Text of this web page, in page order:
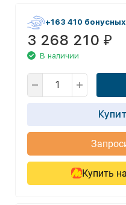
+163 410
3 268 210 ₽
В наличии
Купить